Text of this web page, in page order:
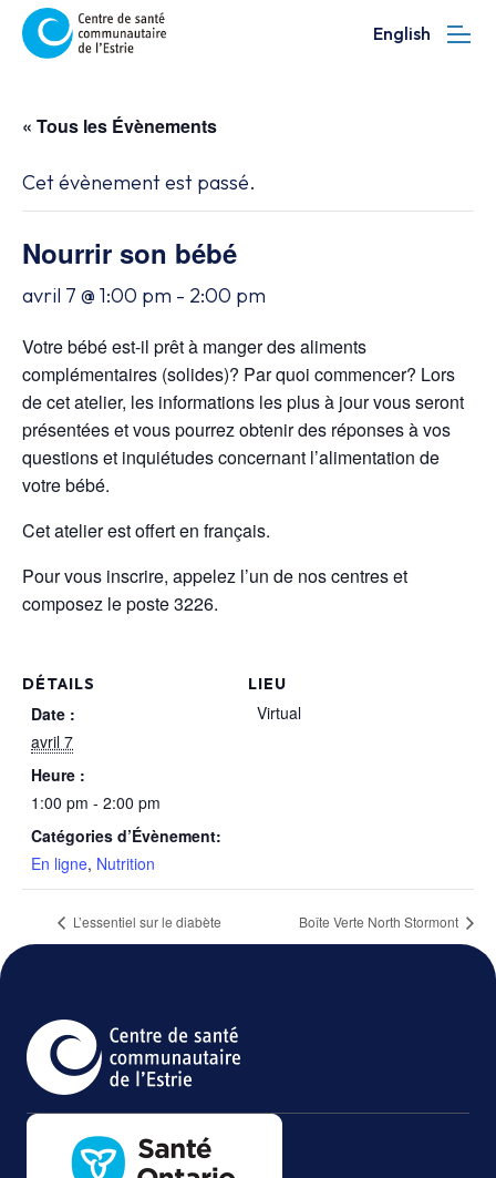
English
« Tous les Évènements
Cet évènement est passé.
Nourrir son bébé
avril 7 @ 1:00 pm - 2:00 pm
Votre bébé est-il prêt à manger des aliments
complémentaires (solides)? Par quoi commencer? Lors
de cet atelier, les informations les plus à jour vous seront
présentées et vous pourrez obtenir des réponses à vos
questions et inquiétudes concernant l’alimentation de
votre bébé.
Cet atelier est offert en français.
Pour vous inscrire, appelez l’un de nos centres et
composez le poste 3226.
DÉTAILS
Date :
avril 7
Heure :
1:00 pm - 2:00 pm
Catégories d’Évènement:
En ligne, Nutrition
LIEU
Virtual
L’essentiel sur le diabète Boîte Verte North Stormont